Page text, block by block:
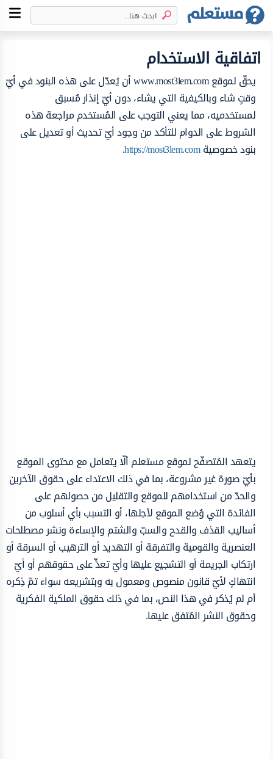
اتفاقية الاستخدام
يحقّ لموقع www.most3lem.com أن يُعدّل على هذه البنود في أيّ
وقتٍ شاء وبالكيفية التي يشاء، دون أيّ إنذار مُسبق
لمستخدميه، مما يعني التوجب على المُستخدم مراجعة هذه
الشروط على الدوام للتأكد من وجود أيّ تحديث أو تعديل على
بنود خصوصيةhttps://most3lem.com
.
يتعهد المُتصفّح لموقع مستعلم ألّا يتعامل مع محتوى الموقع
بأيّ صورة غير مشروعة، بما في ذلك الاعتداء على حقوق الآخرين
والحدّ من استخدامهم للموقع والتقليل من حصولهم على
الفائدة التي وُضع الموقع لأجلها، أو التسبب بأي أسلوب من
أساليب القذف والقدح والسبّ والشتم والإساءة ونشر مصطلحات
العنصرية والقومية والتفرقة أو التهديد أو الترهيب أو السرقة أو
ارتكاب الجريمة أو التشجيع عليها وأيّ تعدٍّ على حقوقهم أو أيّ
انتهاكٍ لأيّ قانون منصوص ومعمول به وبتشريعه سواء تمّ ذِكره
أم لم يُذكر في هذا النص، بما في ذلك حقوق الملكية الفكرية
وحقوق النشر المُتفق عليها.